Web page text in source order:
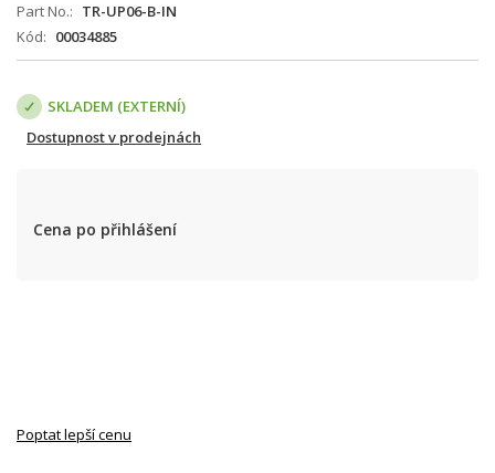
Part No.
TR-UP06-B-IN
Kód
00034885
SKLADEM (EXTERNÍ)
Dostupnost v prodejnách
Cena po přihlášení
Poptat lepší cenu